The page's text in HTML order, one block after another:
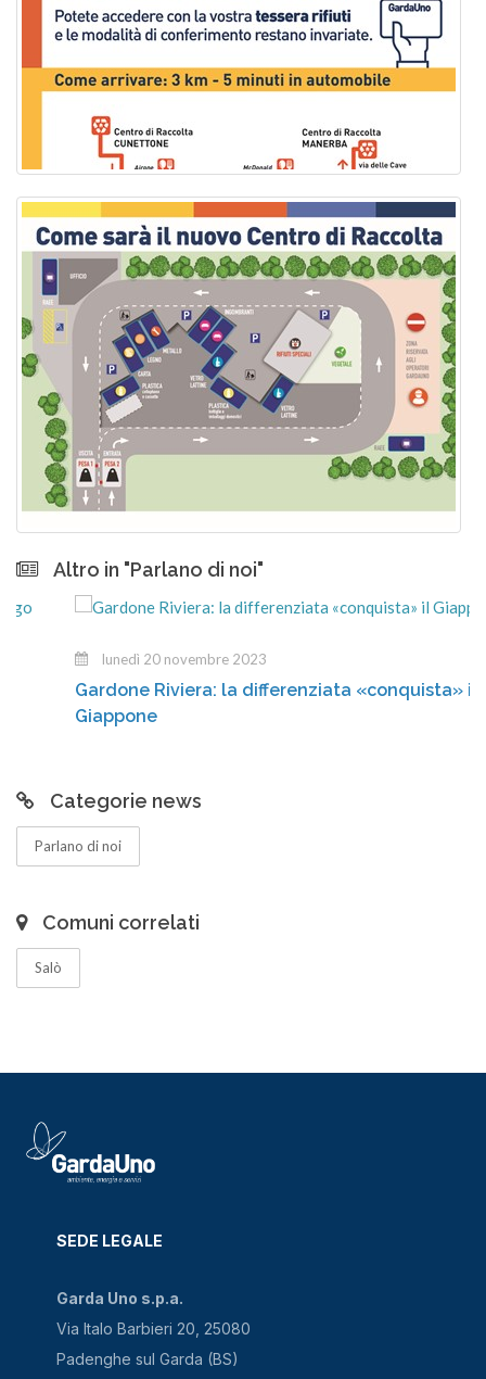
Altro in "Parlano di noi"
lunedì 20 novembre 2023
Gardone Riviera: la differenziata «conquista» il
Giappone
Categorie news
Parlano di noi
Comuni correlati
Salò
SEDE LEGALE
Garda Uno s.p.a.
Via Italo Barbieri 20, 25080
Padenghe sul Garda (BS)